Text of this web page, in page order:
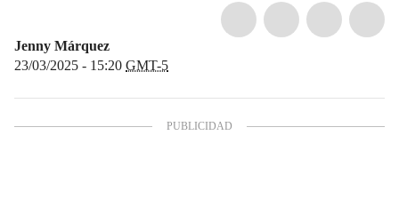
Jenny Márquez
23/03/2025 - 15:20 GMT-5